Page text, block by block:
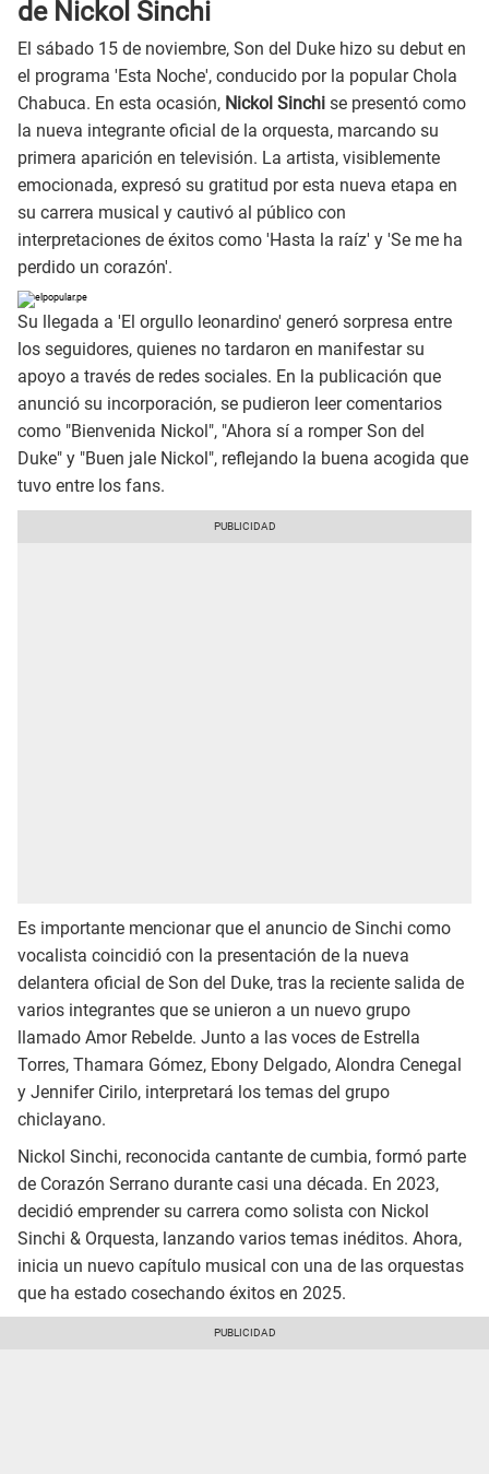
de Nickol Sinchi
El sábado 15 de noviembre, Son del Duke hizo su debut en
el programa 'Esta Noche', conducido por la popular Chola
Chabuca. En esta ocasión, Nickol Sinchi se presentó como
la nueva integrante oficial de la orquesta, marcando su
primera aparición en televisión. La artista, visiblemente
emocionada, expresó su gratitud por esta nueva etapa en
su carrera musical y cautivó al público con
interpretaciones de éxitos como 'Hasta la raíz' y 'Se me ha
perdido un corazón'.
Su llegada a 'El orgullo leonardino' generó sorpresa entre
los seguidores, quienes no tardaron en manifestar su
apoyo a través de redes sociales. En la publicación que
anunció su incorporación, se pudieron leer comentarios
como "Bienvenida Nickol", "Ahora sí a romper Son del
Duke" y "Buen jale Nickol", reflejando la buena acogida que
tuvo entre los fans.
Es importante mencionar que el anuncio de Sinchi como
vocalista coincidió con la presentación de la nueva
delantera oficial de Son del Duke, tras la reciente salida de
varios integrantes que se unieron a un nuevo grupo
llamado Amor Rebelde. Junto a las voces de Estrella
Torres, Thamara Gómez, Ebony Delgado, Alondra Cenegal
y Jennifer Cirilo, interpretará los temas del grupo
chiclayano.
Nickol Sinchi, reconocida cantante de cumbia, formó parte
de Corazón Serrano durante casi una década. En 2023,
decidió emprender su carrera como solista con Nickol
Sinchi & Orquesta, lanzando varios temas inéditos. Ahora,
inicia un nuevo capítulo musical con una de las orquestas
que ha estado cosechando éxitos en 2025.